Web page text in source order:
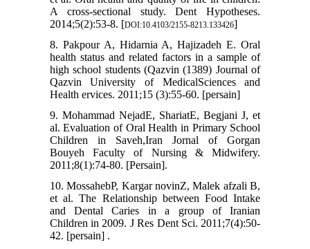
A cross-sectional study. Dent Hypotheses.
2014;5(2):53-8. [DOI:10.4103/2155-8213.133426]
8. Pakpour A, Hidarnia A, Hajizadeh E. Oral
health status and related factors in a sample of
high school students (Qazvin (1389) Journal of
Qazvin University of MedicalSciences and
Health ervices. 2011;15 (3):55-60. [persain]
9. Mohammad NejadE, ShariatE, Begjani J, et
al. Evaluation of Oral Health in Primary School
Children in Saveh,Iran Jornal of Gorgan
Bouyeh Faculty of Nursing & Midwifery.
2011;8(1):74-80. [Persain].
10. MossahebP, Kargar novinZ, Malek afzali B,
et al. The Relationship between Food Intake
and Dental Caries in a group of Iranian
Children in 2009. J Res Dent Sci. 2011;7(4):50-
42. [persain] .